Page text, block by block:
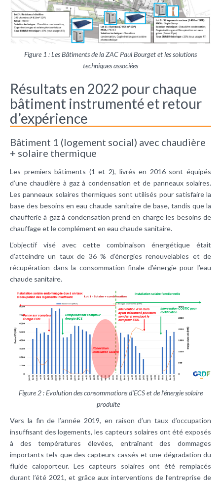
Figure 1 : Les Bâtiments de la ZAC Paul Bourget et les solutions
techniques associées
Résultats en 2022 pour chaque
bâtiment instrumenté et retour
d’expérience
Bâtiment 1 (logement social) avec chaudière
+ solaire thermique
Les premiers bâtiments (1 et 2), livrés en 2016 sont équipés
d’une chaudière à gaz à condensation et de panneaux solaires.
Les panneaux solaires thermiques sont utilisés pour satisfaire la
base des besoins en eau chaude sanitaire de base, tandis que la
chaufferie à gaz à condensation prend en charge les besoins de
chauffage et le complément en eau chaude sanitaire.
L’objectif visé avec cette combinaison énergétique était
d’atteindre un taux de 36 % d’énergies renouvelables et de
récupération dans la consommation finale d’énergie pour l’eau
chaude sanitaire.
Figure 2 : Evolution des consommations d'ECS et de l'énergie solaire
produite
Vers la fin de l’année 2019, en raison d’un taux d’occupation
insuffisant des logements, les capteurs solaires ont été exposés
à des températures élevées, entraînant des dommages
importants tels que des capteurs cassés et une dégradation du
fluide caloporteur. Les capteurs solaires ont été remplacés
durant l’été 2021, et grâce aux interventions de l’entreprise de